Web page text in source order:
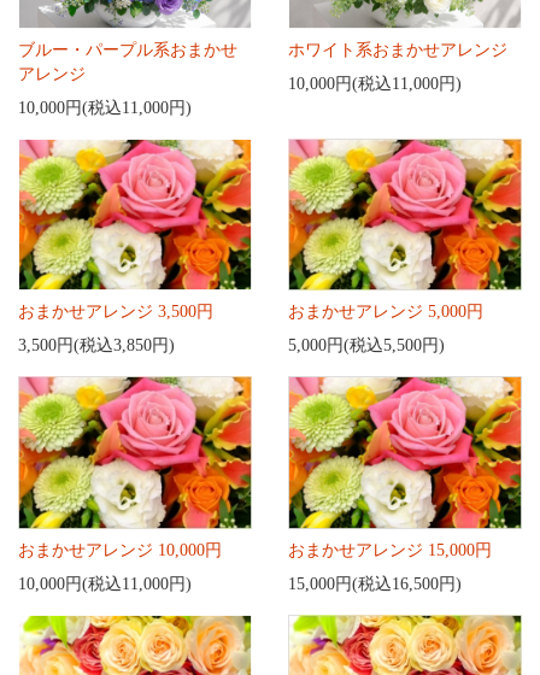
ブルー・パープル系おまかせ
アレンジ
10,000円(税込11,000円)
ホワイト系おまかせアレンジ
10,000円(税込11,000円)
おまかせアレンジ 3,500円
3,500円(税込3,850円)
おまかせアレンジ 5,000円
5,000円(税込5,500円)
おまかせアレンジ 10,000円
10,000円(税込11,000円)
おまかせアレンジ 15,000円
15,000円(税込16,500円)